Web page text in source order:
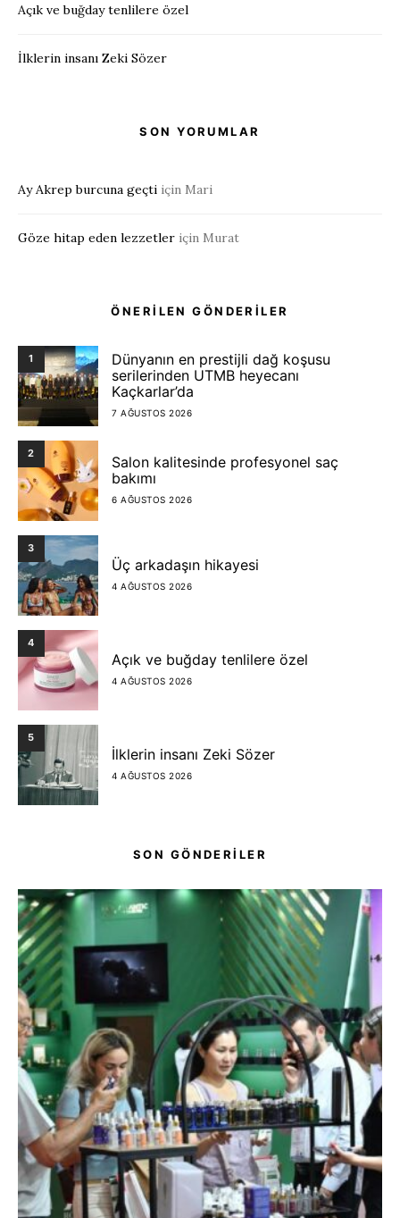
Açık ve buğday tenlilere özel
İlklerin insanı Zeki Sözer
SON YORUMLAR
Ay Akrep burcuna geçti için Mari
Göze hitap eden lezzetler için Murat
ÖNERİLEN GÖNDERİLER
1
Dünyanın en prestijli dağ koşusu
serilerinden UTMB heyecanı
Kaçkarlar’da
7 AĞUSTOS 2026
2
Salon kalitesinde profesyonel saç
bakımı
6 AĞUSTOS 2026
3
Üç arkadaşın hikayesi
4 AĞUSTOS 2026
4
Açık ve buğday tenlilere özel
4 AĞUSTOS 2026
5
İlklerin insanı Zeki Sözer
4 AĞUSTOS 2026
SON GÖNDERİLER